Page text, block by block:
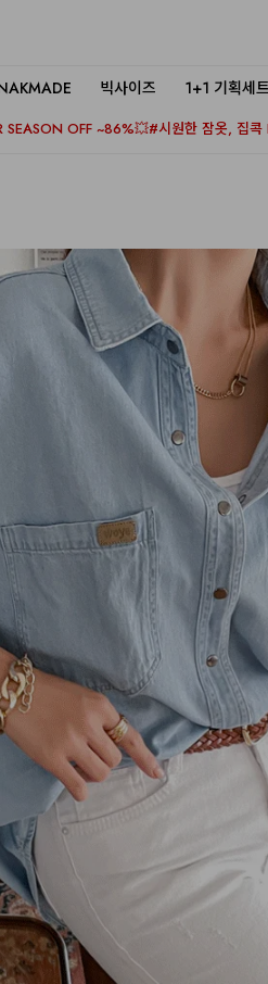
빅사이즈 1+1 기획세트
SEASON OFF ~86%💥#시원한 잠옷, 집콕